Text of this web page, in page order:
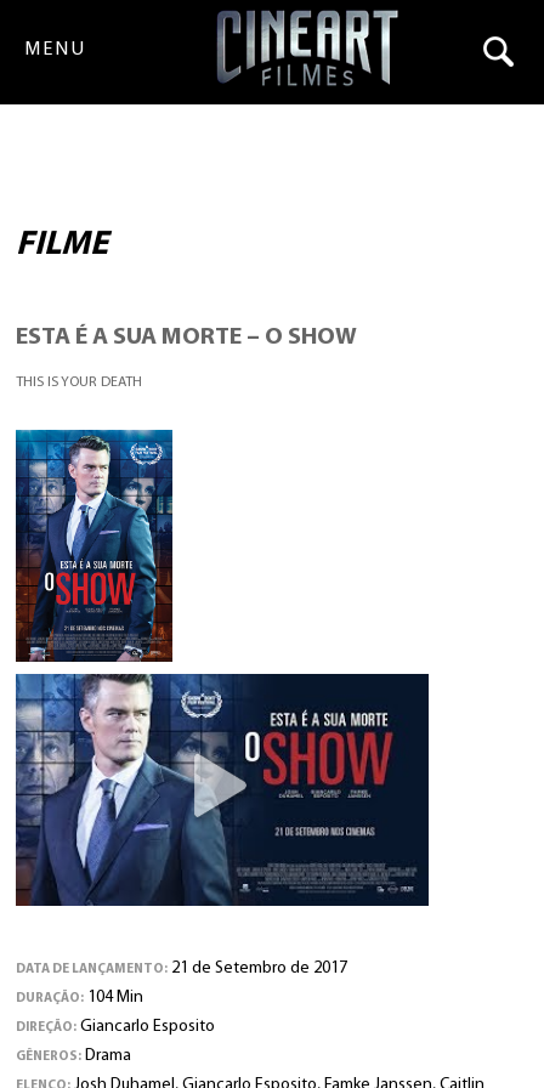
MENU
FILME
ESTA É A SUA MORTE – O SHOW
THIS IS YOUR DEATH
DATA DE LANÇAMENTO: 21 de Setembro de 2017
DURAÇÃO: 104 Min
DIREÇÃO: Giancarlo Esposito
GÊNEROS: Drama